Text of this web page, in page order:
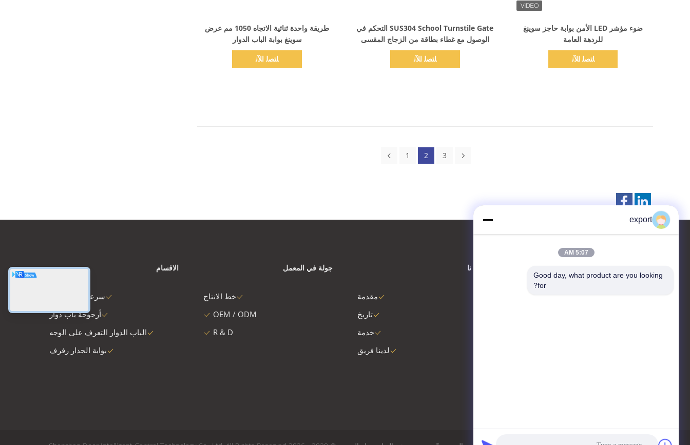
طريقة واحدة ثنائية الاتجاه 1050 مم عرض
سوينغ بوابة الباب الدوار
ﺎﺘﺼﻟ ﺍﻶﻧ
SUS304 School Turnstile Gate التحكم في
الوصول مع غطاء بطاقة من الزجاج المقسى
ﺎﺘﺼﻟ ﺍﻶﻧ
اظهر التفاصيل
ضوء مؤشر LED الأمن بوابة حاجز سوينغ
للردهة العامة
ﺎﺘﺼﻟ ﺍﻶﻧ
1 2 3
الاقسام
سرعة البوابة دوار
أرجوحة باب دوار
الباب الدوار التعرف على الوجه
بوابة الجدار رفرف
جولة في المعمل
خط الانتاج
OEM / ODM
R & D
حول نا
مقدمة
تاريخ
خدمة
لدينا فريق
export
5:07 AM
Good day, what product are you looking
for?